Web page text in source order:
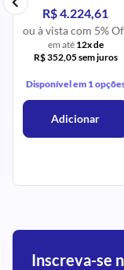
R$ 4.224,61
ou à vista com 5%
em até 12x de
R$ 352,05 sem juros
Disponível em 1
Adicionar
Inscreva-se